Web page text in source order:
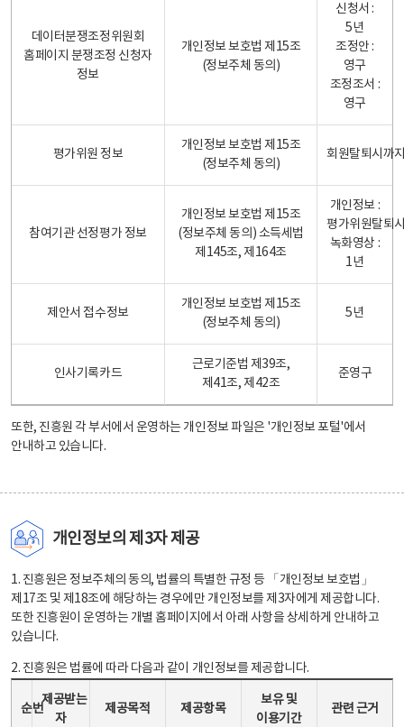
데이터분쟁조정위원회
홈페이지 분쟁조정 신청자
정보
개인정보 보호법 제15조
(정보주체 동의)
신청서 :
5년
조정안 :
영구
조정조서 :
영구
평가위원 정보
개인정보 보호법 제15조
(정보주체 동의)
회원탈퇴시까
참여기관 선정평가 정보
개인정보 보호법 제15조
(정보주체 동의) 소득세법
제145조, 제164조
개인정보 :
평가위원탈퇴
녹화영상 :
1년
제안서 접수정보
개인정보 보호법 제15조
(정보주체 동의)
5년
인사기록카드
근로기준법 제39조,
제41조, 제42조
준영구
또한, 진흥원 각 부서에서 운영하는 개인정보 파일은 '개인정보 포털'에서
안내하고 있습니다.
개인정보의 제3자 제공
1. 진흥원은 정보주체의 동의, 법률의 특별한 규정 등 「개인정보 보호법」
제17조 및 제18조에 해당하는 경우에만 개인정보를 제3자에게 제공합니다.
또한 진흥원이 운영하는 개별 홈페이지에서 아래 사항을 상세하게 안내하고
있습니다.
2. 진흥원은 법률에 따라 다음과 같이 개인정보를 제공합니다.
순번
제공받는
자
제공목적 제공항목
보유 및
이용기간
관련 근거